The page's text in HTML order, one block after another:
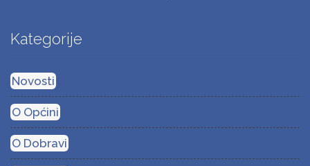
Kategorije
Novosti
O Općini
O Dobravi